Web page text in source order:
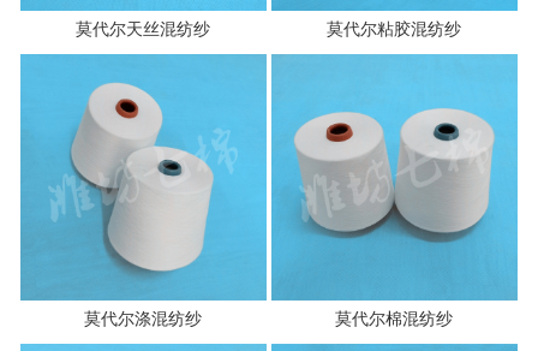
莫代尔天丝混纺纱 莫代尔粘胶混纺纱
莫代尔涤混纺纱 莫代尔棉混纺纱